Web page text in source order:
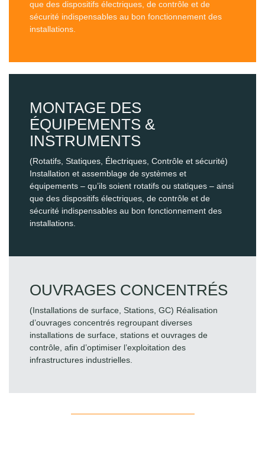
que des dispositifs électriques, de contrôle et de
sécurité indispensables au bon fonctionnement des
installations.
MONTAGE DES
ÉQUIPEMENTS &
INSTRUMENTS
(Rotatifs, Statiques, Électriques, Contrôle et sécurité)
Installation et assemblage de systèmes et
équipements – qu’ils soient rotatifs ou statiques – ainsi
que des dispositifs électriques, de contrôle et de
sécurité indispensables au bon fonctionnement des
installations.
OUVRAGES CONCENTRÉS
(Installations de surface, Stations, GC) Réalisation
d’ouvrages concentrés regroupant diverses
installations de surface, stations et ouvrages de
contrôle, afin d’optimiser l’exploitation des
infrastructures industrielles.